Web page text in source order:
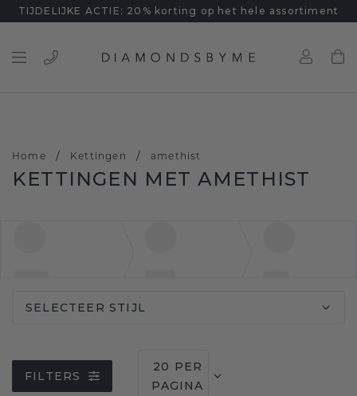
TIJDELIJKE ACTIE: 20% korting op het hele assortiment
Home / Kettingen / amethist
KETTINGEN MET AMETHIST
SELECTEER STIJL
FILTERS
20 PER
PAGINA